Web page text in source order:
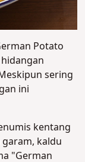
Potato
sering
ini
kentang
kaldu
"German